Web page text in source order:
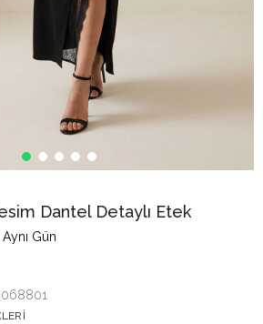
Dantel Detaylı Etek
Aynı Gün